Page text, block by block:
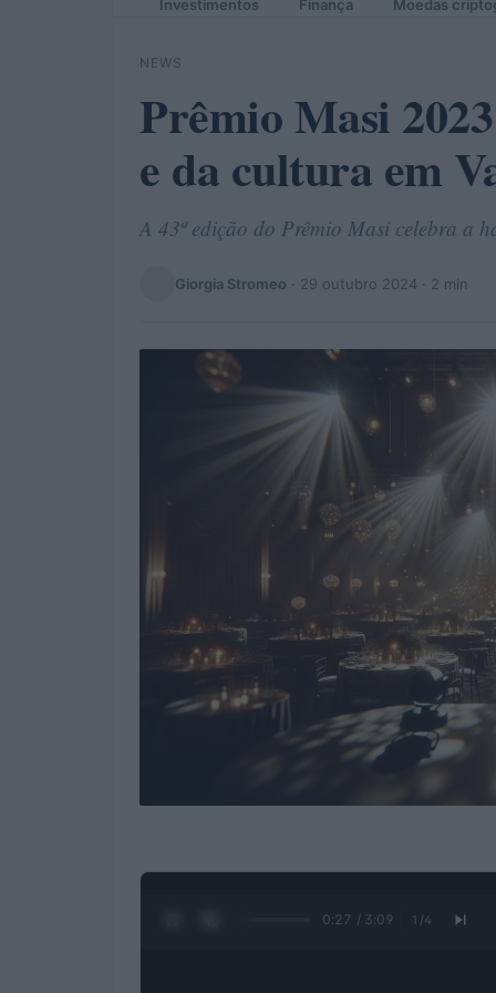
Investimentos Finança Moedas
NEWS
Prêmio Masi
e da cultura em
A 43ª edição do Prêmio Masi celebra a
Giorgia Stromeo · 29 outubro 2024 · 2 min
0:28 / 3:09 1 /4